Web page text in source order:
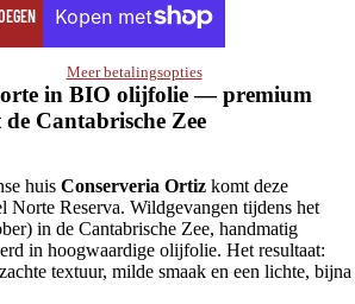
Meer betalingsopties
in BIO olijfolie — premium
Cantabrische Zee
huis Conserveria Ortiz komt deze
Reserva. Wildgevangen tijdens het
in de Cantabrische Zee, handmatig
in hoogwaardige olijfolie. Het resultaat:
textuur, milde smaak en een lichte, bijna